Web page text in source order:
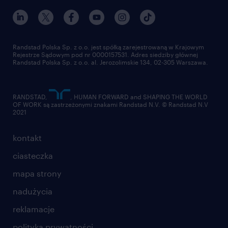
dla mediów
dla dostawców
nasz świat
pracuj w randstad
złóż CV
kontakt
ciasteczka
mapa strony
nadużycia
reklamacje
Randstad Polska Sp. z o.o. jest spółką zarejestrowaną w Krajowym
Rejestrze Sądowym pod nr 0000157531. Adres siedziby głównej
Randstad Polska Sp. z o.o. al. Jerozolimskie 134, 02-305 Warszawa.
RANDSTAD,
, HUMAN FORWARD and SHAPING THE WORLD
OF WORK są zastrzeżonymi znakami Randstad N.V. © Randstad N.V
2021